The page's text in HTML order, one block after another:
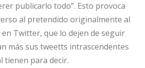
publicarlo todo”. Esto provoca
al pretendido originalmente al
Twitter, que lo dejen de seguir
más sus tweetts intrascendentes
tienen para decir.